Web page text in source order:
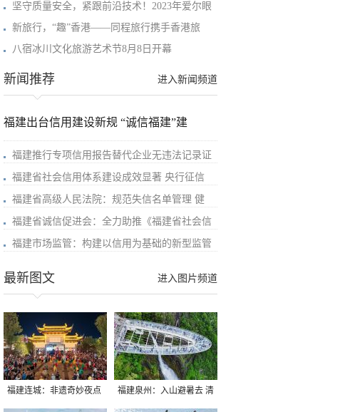
坚守质量安全，紧跟前沿技术！2023年爱尔眼
新旅行，“趣”香港——同程旅行携手香港旅
八宿冰川文化旅游艺术节8月8日开幕
进入新闻频道
新闻推荐
福建出台信用建设新规 “诚信福建”建
福建推行专项信用报告替代企业无违法记录证
福建省社会信用体系建设成效显著 央行征信
福建省高级人民法院：规范失信名单管理 健
福建省诚信促进会：全力助推《福建省社会信
福建市场监管：构建以信用为基础的新型监管
进入图片频道
最新图文
福建连城：非遗奇妙夜点 福建泉州：入山避暑去 清